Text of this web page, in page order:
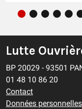
Lutte
BP 20029 - 93501
01 48 10 86 20
Contact
Données personnelles